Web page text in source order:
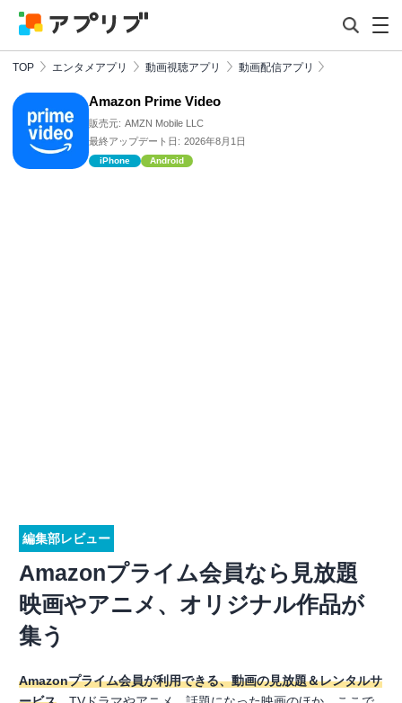
TOP エンタメアプリ 動画視聴アプリ 動画配信アプリ
Amazon Prime Video
販売元: AMZN Mobile LLC
最終アップデート日: 2026年8月1日
iPhone Android
編集部レビュー
Amazonプライム会員なら見放題
映画やアニメ、オリジナル作品が
集う
Amazonプライム会員が利用できる、動画の見放題＆レンタルサ